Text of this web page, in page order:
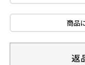
商品
返